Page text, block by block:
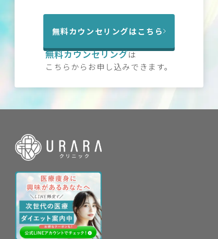
無料カウンセリングはこちら
無料カウンセリングは
こちらからお申し込みできます。